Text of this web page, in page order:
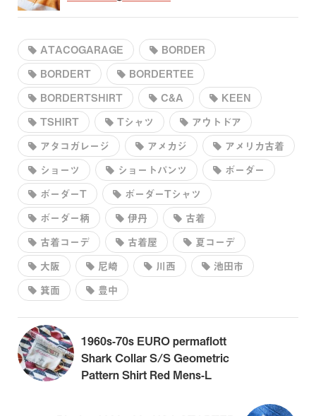
ATACOGARAGE
BORDER
BORDERT
BORDERTEE
BORDERTSHIRT
C&A
KEEN
TSHIRT
Tシャツ
アウトドア
アタコガレージ
アメカジ
アメリカ古着
ショーツ
ショートパンツ
ボーダー
ボーダーT
ボーダーTシャツ
ボーダー柄
伊丹
古着
古着コーデ
古着屋
夏コーデ
大阪
尼崎 川西
池田市
箕面
豊中
1960s-70s EURO permaflott
Shark Collar S/S Geometric
Pattern Shirt Red Mens-L